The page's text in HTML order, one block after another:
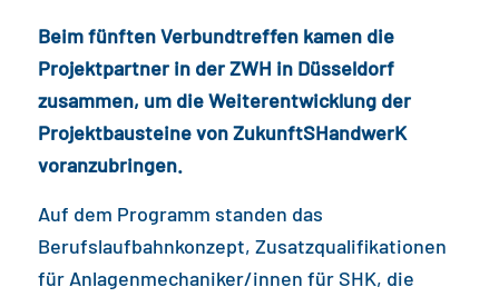
Beim fünften Verbundtreffen kamen die
Projektpartner in der ZWH in Düsseldorf
zusammen, um die Weiterentwicklung der
Projektbausteine von ZukunftSHandwerK
voranzubringen.
Auf dem Programm standen das
Berufslaufbahnkonzept, Zusatzqualifikationen
für Anlagenmechaniker/innen für SHK, die